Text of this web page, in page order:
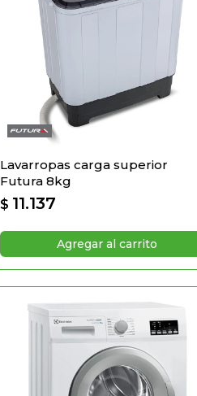
Lavarropas carga superior
Futura 8kg
$ 11.137